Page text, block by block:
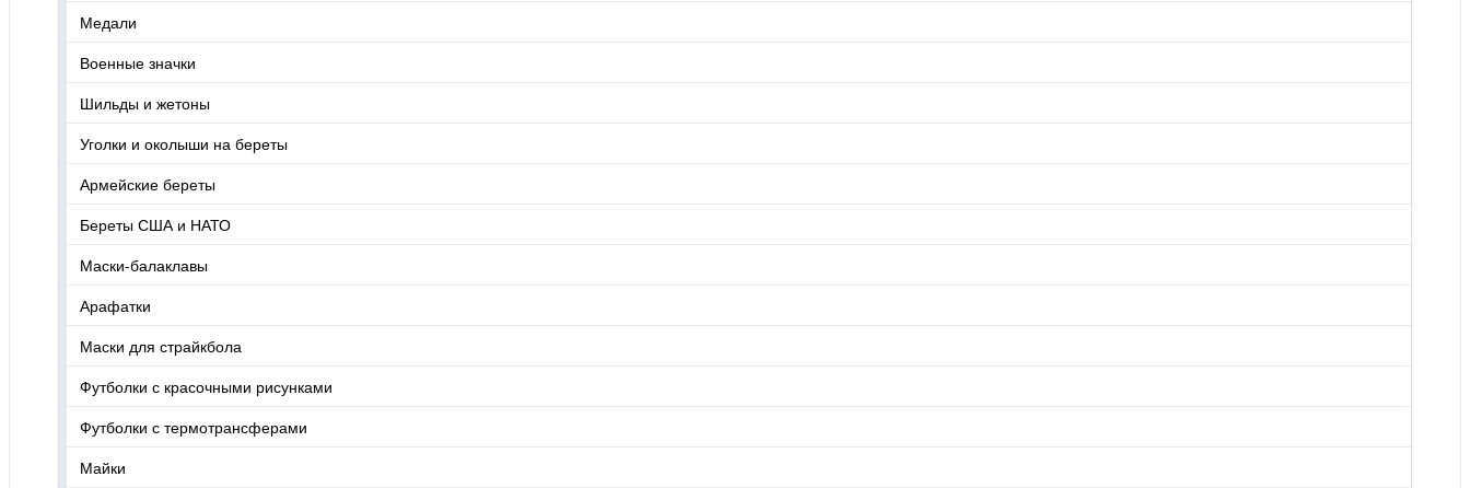
Медали
Военные значки
Шильды и жетоны
Уголки и околыши на береты
Армейские береты
Береты США и НАТО
Маски-балаклавы
Арафатки
Маски для страйкбола
Футболки с красочными рисунками
Футболки с термотрансферами
Майки